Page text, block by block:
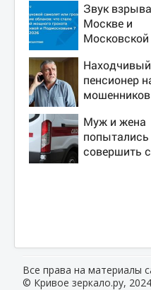
квартиру
Звук
Москве и
Московской
2026 года:
источник,
был громкий
Находчивый
пенсионер
мошенников
способом
Муж и жена
попытались
совершить
Все права на материалы
© Кривое зеркало.ру,